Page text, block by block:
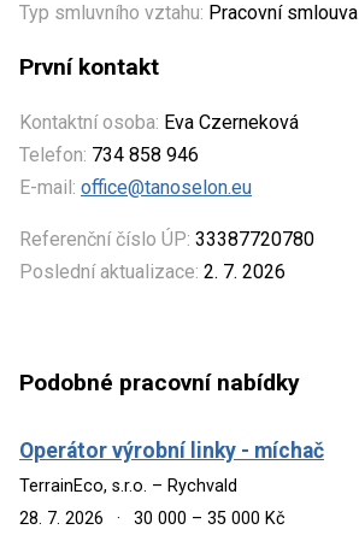
Typ smluvního vztahu: Pracovní smlouva
První kontakt
Kontaktní osoba: Eva Czerneková
Telefon: 734 858 946
E-mail: office@tanoselon.eu
Referenční číslo ÚP: 33387720780
Poslední aktualizace: 2. 7. 2026
Podobné pracovní nabídky
Operátor výrobní linky - míchač
TerrainEco, s.r.o. – Rychvald
28. 7. 2026
· 30 000 – 35 000 Kč